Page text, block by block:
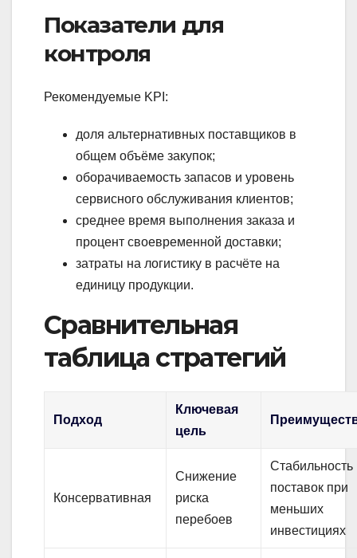
Показатели для
контроля
Рекомендуемые KPI:
доля альтернативных поставщиков в
общем объёме закупок;
оборачиваемость запасов и уровень
сервисного обслуживания клиентов;
среднее время выполнения заказа и
процент своевременной доставки;
затраты на логистику в расчёте на
единицу продукции.
Сравнительная
таблица стратегий
Подход
Ключевая
цель
Консервативная
Снижение
риска
перебоев
Стабильность
поставок при
меньших
инвестициях